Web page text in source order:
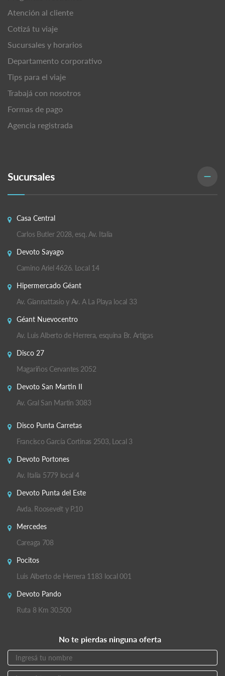
Atención al cliente
Cotizá tu viaje
Sucursales y horarios
Departamento corporativo
Tips para el viaje
Trabajá con nosotros
Formas de pago
Agencia registrada
Sucursales
Casa Central
Carlos Butler 2028, esq. Av. Italia
Devoto Sayago
Camino Ariel 4626. Local 14
Hipermercado Géant
Av. Giannattasio y Av. A La Playa local 33
Géant Nuevocentro
Av. Luis Alberto de Herrera, esquina Br. Artigas
Disco 27
Magariños Cervantes 2052
Devoto San Martin II
Av. Gral San Martin 3083
Disco Punta Carretas
Francisco García Cortinas 2503, Local 3
Devoto Portones
Av. Italia 5779 local 4
Devoto Punta del Este
Avda. Roosevelt y P.10
Mercedes
Careaga 708
Pocitos
Luis Alberto de Herrera 1183 local 001
Devoto Pando
Ruta 8 Km 30.500
No te pierdas ninguna oferta